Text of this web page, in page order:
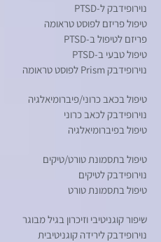
נוירופידבק ל-PTSD
טיפול פריזם לפוסט טראומה
פריזם לטיפול ב-PTSD
טיפול טבעי ב-PTSD
נוירופידבק Prism לפוסט טראומה
טיפול בכאב כרוני/פיברומיאלגיה
נוירופידבק לכאב כרוני
טיפול בפיברומיאלגיה
טיפול בתסמונת טורט/טיקים
נוירופידבק לטיקים
טיפול בתסמונת טורט
שיפור קוגניטיבי וזיכרון בגיל מבוגר
נוירופידבק לירידה קוגניטיבית